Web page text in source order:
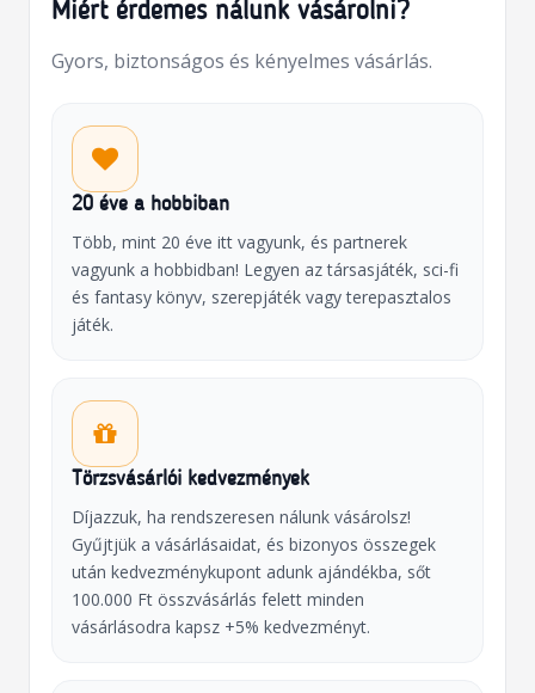
Miért érdemes nálunk vásárolni?
Gyors, biztonságos és kényelmes vásárlás.
20 éve a hobbiban
Több, mint 20 éve itt vagyunk, és partnerek
vagyunk a hobbidban! Legyen az társasjáték, sci-fi
és fantasy könyv, szerepjáték vagy terepasztalos
játék.
Törzsvásárlói kedvezmények
Díjazzuk, ha rendszeresen nálunk vásárolsz!
Gyűjtjük a vásárlásaidat, és bizonyos összegek
után kedvezménykupont adunk ajándékba, sőt
100.000 Ft összvásárlás felett minden
vásárlásodra kapsz +5% kedvezményt.